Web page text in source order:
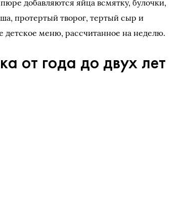
добавляются яйца всмятку, булочки,
протертый творог, тертый сыр и
меню, рассчитанное на неделю.
от года до двух лет